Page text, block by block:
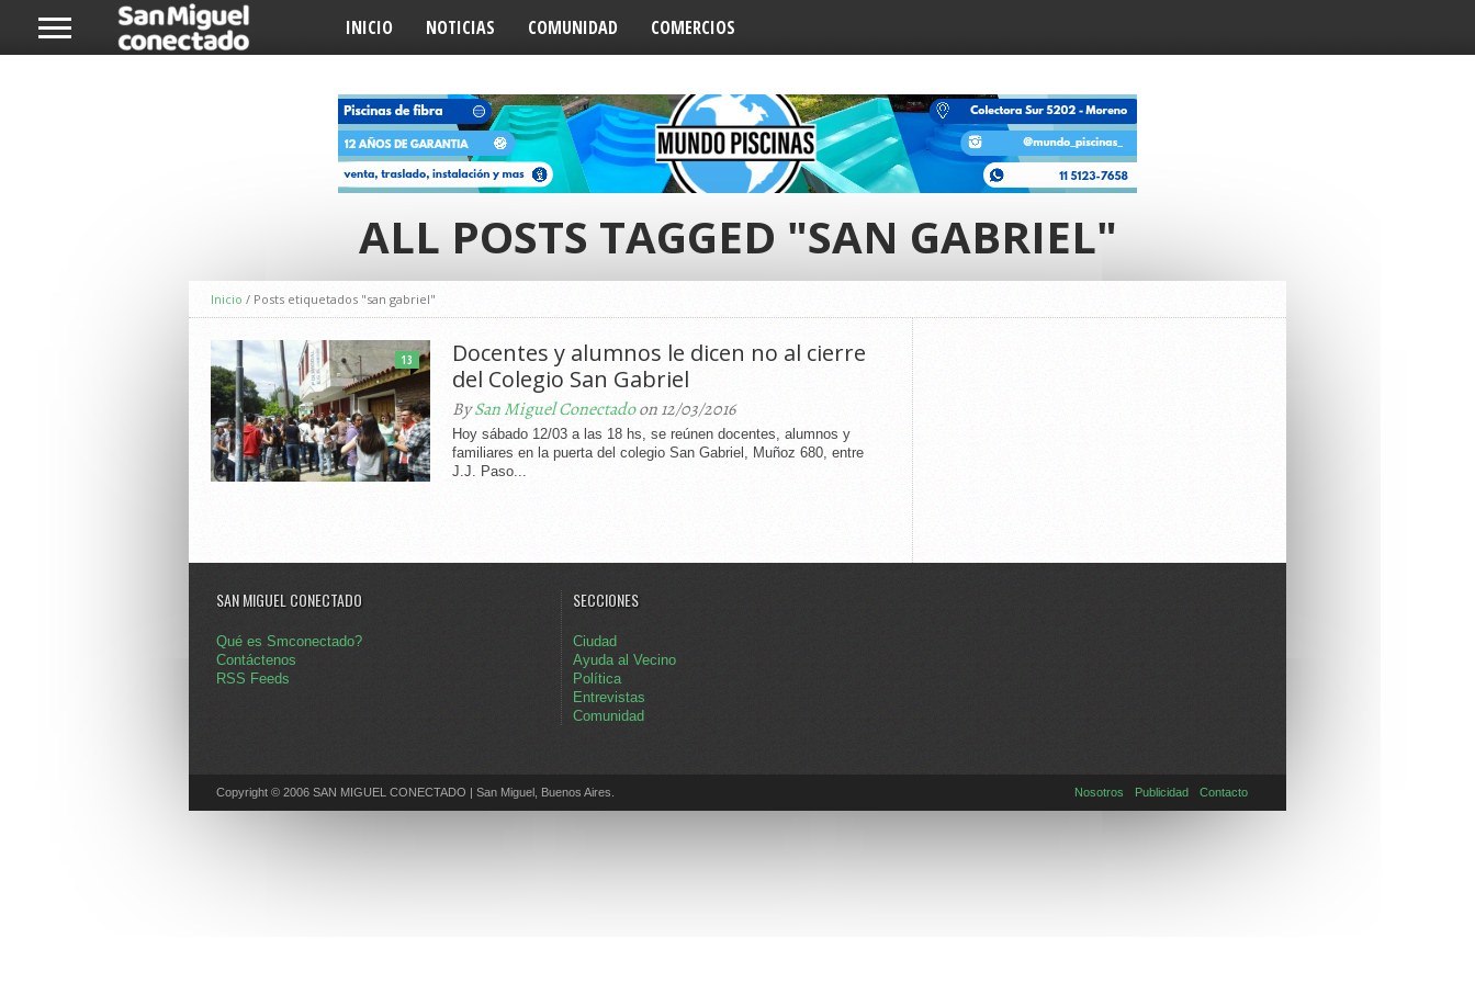
INICIO NOTICIAS COMUNIDAD COMERCIOS
ALL POSTS TAGGED "SAN GABRIEL"
Inicio / Posts etiquetados "san gabriel"
13
Docentes y alumnos le dicen no al cierre
del Colegio San Gabriel
BySan Miguel Conectadoon 12/03/2016
Hoy sábado 12/03 a las 18 hs, se reúnen docentes, alumnos y
familiares en la puerta del colegio San Gabriel, Muñoz 680, entre
J.J. Paso...
SAN MIGUEL CONECTADO
Qué es Smconectado?
Contáctenos
RSS Feeds
SECCIONES
Ciudad
Ayuda al Vecino
Política
Entrevistas
Comunidad
Copyright © 2006 SAN MIGUEL CONECTADO | San Miguel, Buenos Aires. Nosotros Publicidad Contacto